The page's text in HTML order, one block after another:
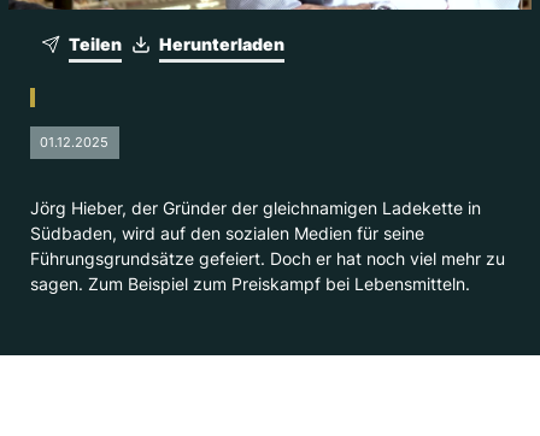
Herunterladen
Teilen
01.12.2025
Jörg Hieber, der Gründer der gleichnamigen Ladekette in
Südbaden, wird auf den sozialen Medien für seine
Führungsgrundsätze gefeiert. Doch er hat noch viel mehr zu
sagen. Zum Beispiel zum Preiskampf bei Lebensmitteln.